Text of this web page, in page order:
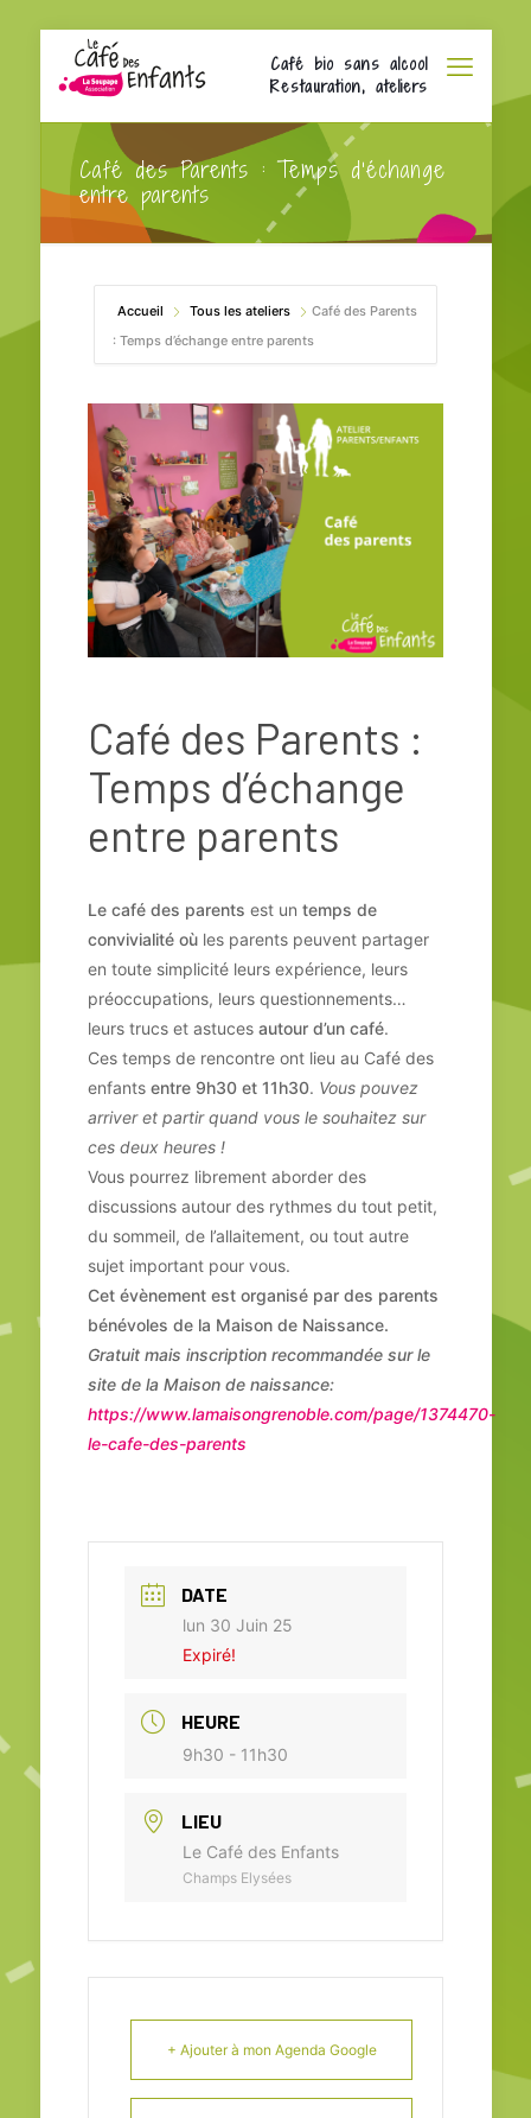
Café bio sans alcool
Restauration, ateliers
Café des Parents : Temps d’échange
entre parents
Accueil Tous les ateliers
Café des Parents
: Temps d’échange entre parents
Café des Parents :
Temps d’échange
entre parents
Le café des parents est un temps de
convivialité où les parents peuvent partager
en toute simplicité leurs expérience, leurs
préoccupations, leurs questionnements…
leurs trucs et astuces autour d’un café.
Ces temps de rencontre ont lieu au Café des
enfants entre 9h30 et 11h30. Vous pouvez
arriver et partir quand vous le souhaitez sur
ces deux heures !
Vous pourrez librement aborder des
discussions autour des rythmes du tout petit,
du sommeil, de l’allaitement, ou tout autre
sujet important pour vous.
Cet évènement est organisé par des parents
bénévoles de la Maison de Naissance.
Gratuit mais inscription recommandée sur le
site de la Maison de naissance:
https://www.lamaisongrenoble.com/page/1374470-
le-cafe-des-parents
DATE
lun 30 Juin 25
Expiré!
HEURE
9h30 - 11h30
LIEU
Le Café des Enfants
Champs Elysées
+ Ajouter à mon Agenda Google